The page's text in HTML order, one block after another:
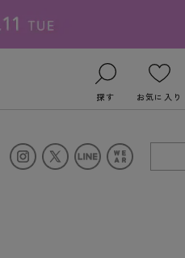
探す お気に入り